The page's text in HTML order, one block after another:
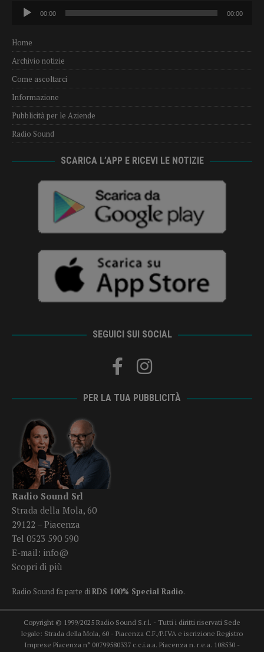
Audio
Player
00:00 00:00
Home
Archivio notizie
Come ascoltarci
Informazione
Pubblicità per le Aziende
Radio Sound
SCARICA L’APP E RICEVI LE NOTIZIE
SEGUICI SUI SOCIAL
PER LA TUA PUBBLICITÀ
Radio Sound Srl
Strada della Mola, 60
29122 – Piacenza
Tel 0523 590 590
E-mail: info@
Scopri di più
Radio Sound fa parte diRDS 100% Special Radio.
Copyright © 1999/2025 Radio Sound S.r.l. - Tutti i diritti riservati Sede
legale: Strada della Mola, 60 - Piacenza C.F./P.IVA e iscrizione Registro
Imprese Piacenza n° 00799580337 c.c.i.a.a. Piacenza n. r.e.a. 108530 -